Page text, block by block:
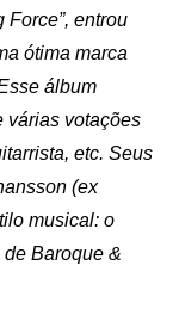
Force”, entrou
ótima marca
álbum
várias votações
etc. Seus
(ex
musical: o
Baroque &